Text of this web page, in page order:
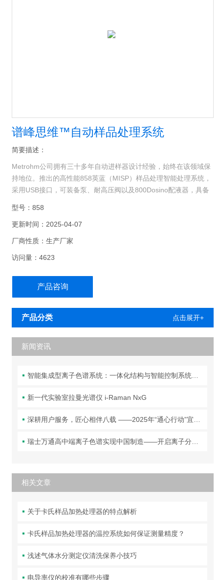
谱峰思维™自动样品处理系统
简要描述：
Metrohm公司拥有三十多年自动进样器设计经验，始终在该领域保
持地位。推出的高性能858英蓝（MISP）样品处理智能处理系统，
采用USB接口，可装备泵、耐高压阀以及800Dosino配液器，具备
应用范围，成为离子色谱自动进样器的标准
型号：858
更新时间：2025-04-07
厂商性质：生产厂家
访问量：4623
产品咨询
产品分类 点击展开+
新闻资讯
智能集成型离子色谱系统：一体化结构与智能控制系统全解析
新一代实验室拉曼光谱仪 i-Raman NxG
深耕用户服务，匠心相伴八载 ——2025年“通心行动”宜昌首站圆满落幕！
瑞士万通高中端离子色谱实现中国制造——开启离子分析新篇章！
相关文章
关于卡氏样品加热处理器的特点解析
卡氏样品加热处理器的温控系统如何保证测量精度？
浅述气体水分测定仪清洗保养小技巧
电导率仪的校准有哪些步骤